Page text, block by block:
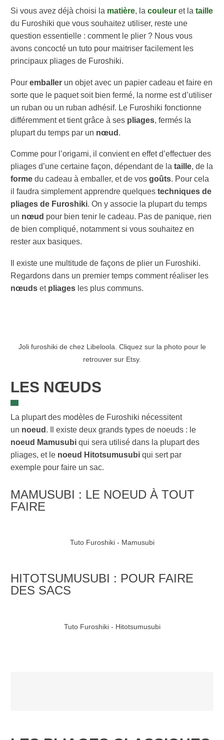
Si vous avez déjà choisi la matière, la couleur et la taille
du Furoshiki que vous souhaitez utiliser, reste une
question essentielle : comment le plier ? Nous vous
avons concocté un tuto pour maitriser facilement les
principaux pliages de Furoshiki.
Pour emballer un objet avec un papier cadeau et faire en
sorte que le paquet soit bien fermé, la norme est d’utiliser
un ruban ou un ruban adhésif. Le Furoshiki fonctionne
différemment et tient grâce à ses pliages, fermés la
plupart du temps par un nœud .
Comme pour l’origami, il convient en effet d’effectuer des
pliages d’une certaine façon, dépendant de la taille, de la
forme du cadeau à emballer, et de vos goûts. Pour cela
il faudra simplement apprendre quelques techniques de
pliages de Furoshiki. On y associe la plupart du temps
un nœud pour bien tenir le cadeau. Pas de panique, rien
de bien compliqué, notamment si vous souhaitez en
rester aux basiques.
Il existe une multitude de façons de plier un Furoshiki.
Regardons dans un premier temps comment réaliser les
nœuds et pliages les plus communs.
Joli furoshiki de chez Libeloola. Cliquez sur la photo pour le
retrouver sur Etsy.
LES NŒUDS
La plupart des modèles de Furoshiki nécessitent
un noeud . Il existe deux grands types de noeuds : le
noeud Mamusubi qui sera utilisé dans la plupart des
pliages, et le noeud Hitotsumusubi qui sert par
exemple pour faire un sac.
MAMUSUBI : LE NOEUD À TOUT
FAIRE
Tuto Furoshiki - Mamusubi
HITOTSUMUSUBI : POUR FAIRE
DES SACS
Tuto Furoshiki - Hitotsumusubi